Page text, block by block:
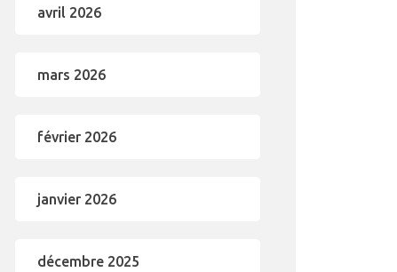
avril 2026
mars 2026
février 2026
janvier 2026
décembre 2025